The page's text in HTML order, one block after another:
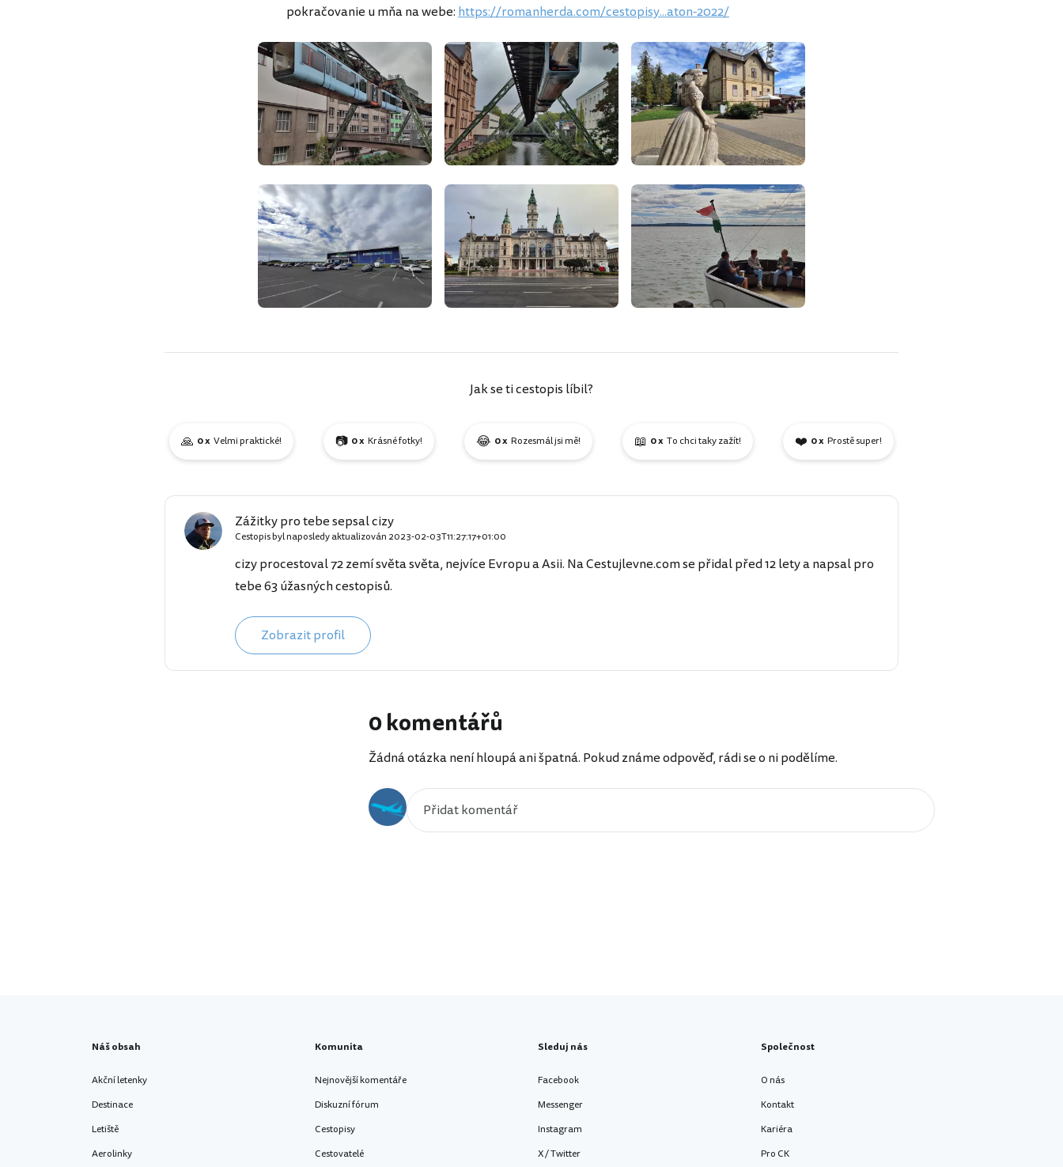
pokračovanie u mňa na webe:https://romanherda.com/cestopisy...aton-2022/
Jak se ti cestopis líbil?
🙏 0 x Velmi praktické! 📷 0 x Krásné fotky! 😂 0 x Rozesmál jsi mě! 📖 0 x To chci taky zažít! ❤️ 0 x Prostě super!
Zážitky pro tebe sepsal cizy
Cestopis byl naposledy aktualizován 2023-02-03T11:27:17+01:00
cizy procestoval 72 zemí světa světa, nejvíce Evropu a Asii. Na Cestujlevne.com se přidal před 12 lety a napsal pro
tebe 63 úžasných cestopisů.
Zobrazit profil
0 komentářů
Žádná otázka není hloupá ani špatná. Pokud známe odpověď, rádi se o ni podělíme.
Náš obsah
Akční letenky
Destinace
Letiště
Aerolinky
Komunita
Nejnovější komentáře
Diskuzní fórum
Cestopisy
Cestovatelé
Sleduj nás
Facebook
Messenger
Instagram
X / Twitter
Společnost
O nás
Kontakt
Kariéra
Pro CK